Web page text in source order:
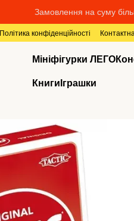
Замовлення на суму
Політика конфіденційності
Мініфігурки ЛЕГО
Книги Іграшки